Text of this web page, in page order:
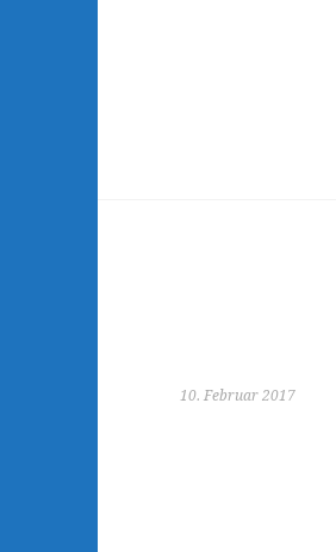
10. Februar 2017